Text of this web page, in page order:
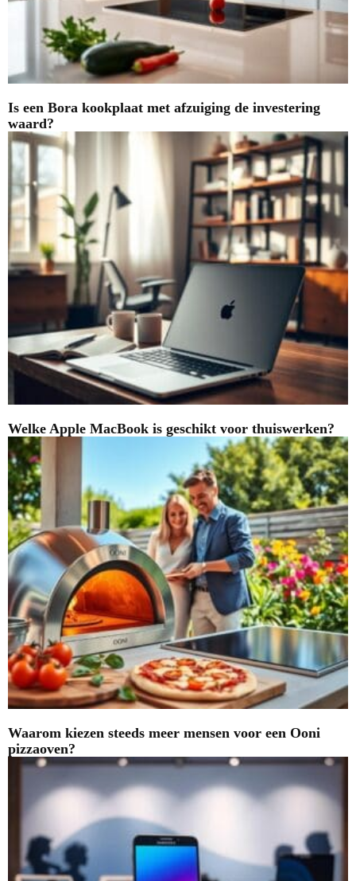
Is een Bora kookplaat met afzuiging de investering
waard?
Welke Apple MacBook is geschikt voor thuiswerken?
Waarom kiezen steeds meer mensen voor een Ooni
pizzaoven?